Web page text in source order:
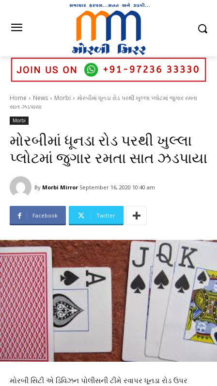
Home News Morbi
મોરબીમાં ધૂનડા રોડ પરથી ખુલ્લા પ્લોટમાં જુગાર રમતા
સાત ઝડપાયા
Morbi
મોરબીમાં ધૂનડા રોડ પરથી ખુલ્લા
પ્લોટમાં જુગાર રમતા સાત ઝડપાયા
By Morbi Mirror September 16, 2020 10:40 am
Facebook Twitter
મોરબી સિટી એ ડિવિઝન પોલીસની ટીમે રવાપર ધૂનડા રોડ ઉપર